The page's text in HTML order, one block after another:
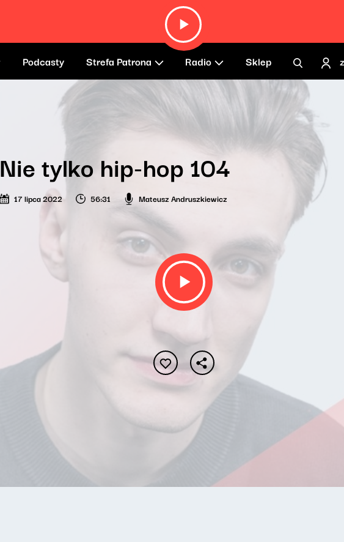
Podcasty Strefa Patrona Radio Sklep
Nie tylko hip-hop 104
17 lipca 2022 56:31 Mateusz Andruszkiewicz